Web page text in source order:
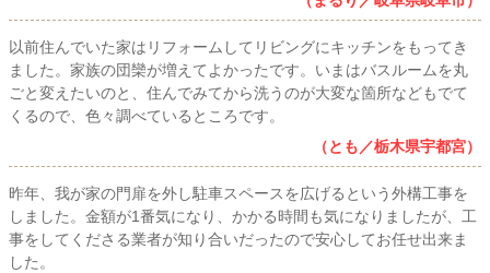
以前住んでいた家はリフォームしてリビングにキッチンをもってき
ました。家族の団欒が増えてよかったです。いまはバスルームを丸
ごと変えたいのと、住んでみてから洗うのが大変な箇所などもでて
くるので、色々調べているところです。
（とも／栃木県宇都宮）
昨年、我が家の門扉を外し駐車スペースを広げるという外構工事を
しました。金額が1番気になり、かかる時間も気になりましたが、工
事をしてくださる業者が知り合いだったので安心してお任せ出来ま
した。